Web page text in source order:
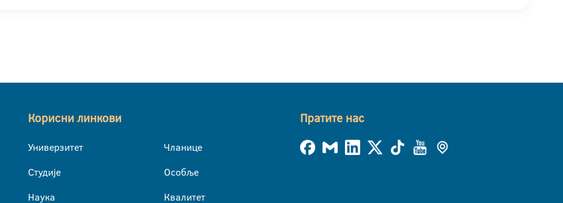
Корисни линкови
Универзитет
Студије
Наука
Чланице
Особље
Квалитет
Пратите нас